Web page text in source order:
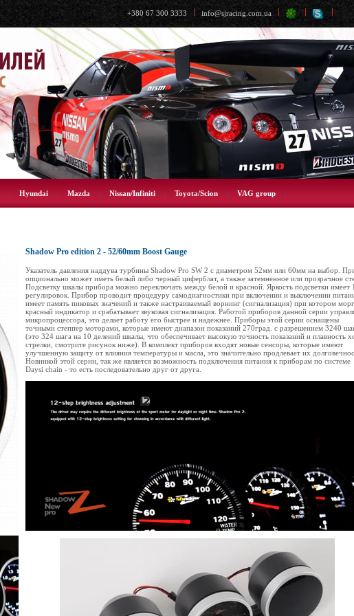
+380 67 300 3333 info@sjracing.com.ua
| Hyundai | Mazda | Nissan/Infiniti | Toyota/Scion | VAG group |
Shadow Pro edition 2 - 52/60mm Boost Gauge
Указатель давления наддува турбины Shadow Pro SW 2 с диаметром 52мм или 60мм на выбор.
опционально может иметь белый либо черный циферблат, а также затемненное или прозрачное
Подсветку шкалы прибора можно переключать между белой и красной. Яркость подсветки имеет
регулировок. Прибор проводит процедуру самодиагностики при включении и выключении
имеет память пиковых значений и также настраиваемый ворнинг (сигнализация) при котором
красный индикатор и срабатывает звуковая сигнализация. Работой приборов данной серии
микропроцессора, это делает работу его быстрее и надежнее. Приборы этой серии оснащены
точными степпер моторами, которые имеют диапазон показаний 270град. с разрешением 3240
(это 324 шага на 10 делений шкалы, что обеспечивает высокую точность показаний и плавность
стрелки, смотрите рисунок ниже). В комплект приборов входят новые сенсоры, которые имеют
улучшенную защиту от влияния температуры и масла, это значительно продлевает их
Новинкой этой серии, так же является возможность подключения питания к приборам по системе
Daysi chain - то есть последовательно друг от друга.